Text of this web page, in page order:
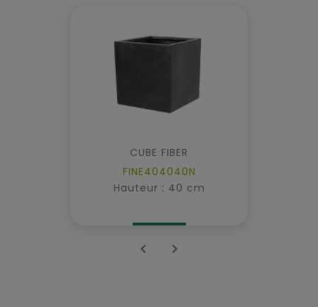
CUBE FIBER
FINE404040N
Hauteur : 40 cm
 